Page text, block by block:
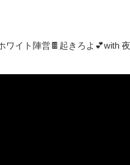
ワイト陣営🍫起きろよ💕with